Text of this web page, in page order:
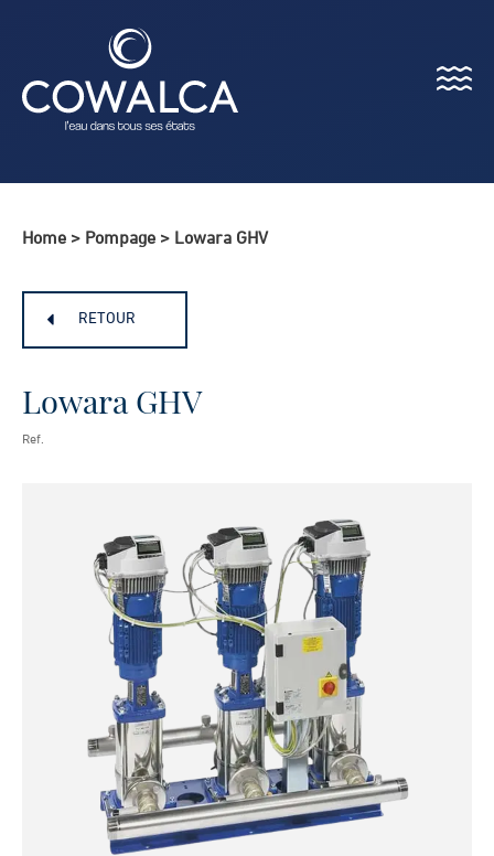
Menu
Home > Pompage > Lowara GHV
RETOUR
Lowara GHV
Ref.